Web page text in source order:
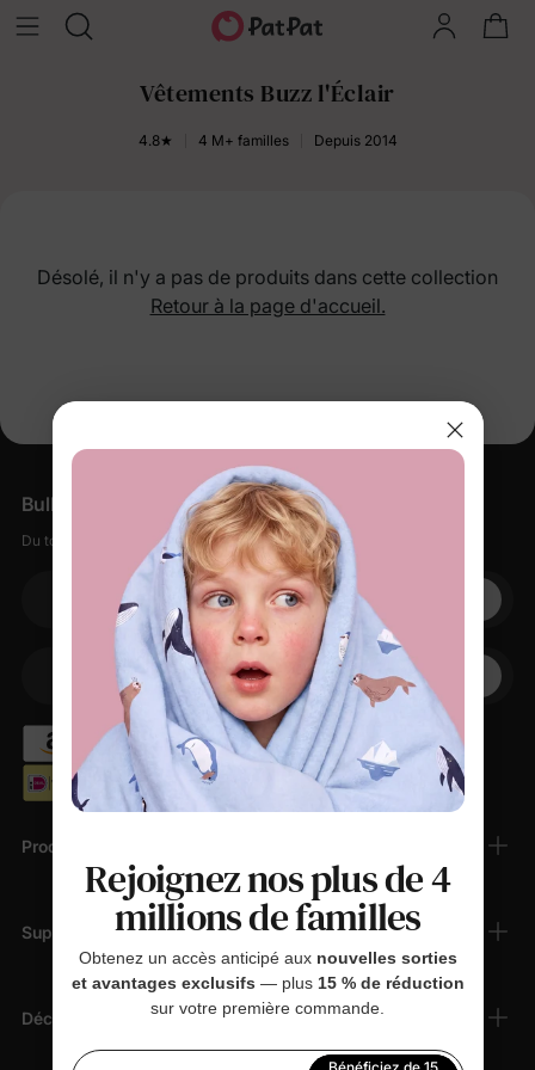
Vêtements Buzz l'Éclair
4.8★ 4 M+ familles Depuis 2014
Désolé, il n'y a pas de produits dans cette collection
Retour à la page d'accueil.
Produits
Support Client
Découvrir
Bulletin d'information
Du tout doux, des petites remises, zéro spam.
Votre adresse électronique
Votre téléphone
Rejoignez nos plus de 4
millions de familles
Obtenez un accès anticipé aux nouvelles sorties
et avantages exclusifs — plus 15 % de réduction
sur votre première commande.